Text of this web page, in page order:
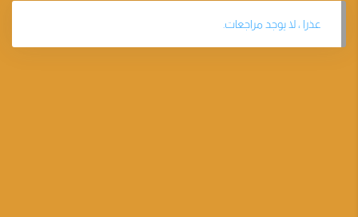
عذرا ، لا يوجد مراجعات.